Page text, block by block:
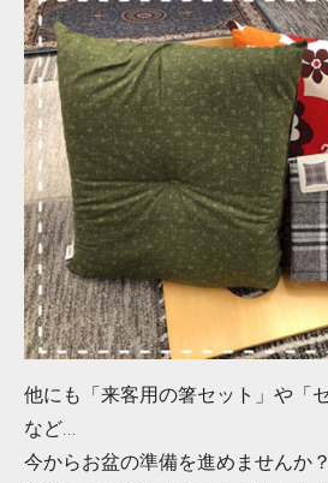
他にも「来客用の箸セット」や「
など...
今からお盆の準備を進めませんか？